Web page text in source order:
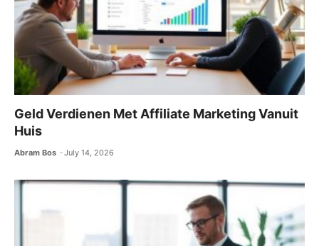
Geld Verdienen Met Affiliate Marketing Vanuit
Huis
Abram Bos July 14, 2026